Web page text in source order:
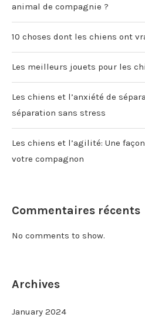
animal de compagnie ?
10 choses dont les chiens ont
Les meilleurs jouets pour les
Les chiens et l’anxiété de
séparation sans stress
Les chiens et l’agilité: Une
votre compagnon
Commentaires récents
No comments to show.
Archives
January 2024